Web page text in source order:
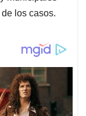
los casos.